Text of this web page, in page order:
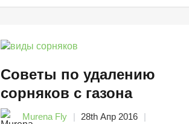
Советы по удалению
сорняков с газона
Murena Fly
28th Апр 2016